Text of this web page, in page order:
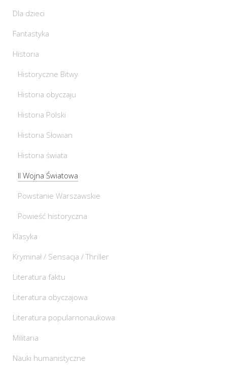
Dla dzieci
Fantastyka
Historia
Historyczne Bitwy
Historia obyczaju
Historia Polski
Historia Słowian
Historia świata
II Wojna Światowa
Powstanie Warszawskie
Powieść historyczna
Klasyka
Kryminał / Sensacja / Thriller
Literatura faktu
Literatura obyczajowa
Literatura popularnonaukowa
Militaria
Nauki humanistyczne